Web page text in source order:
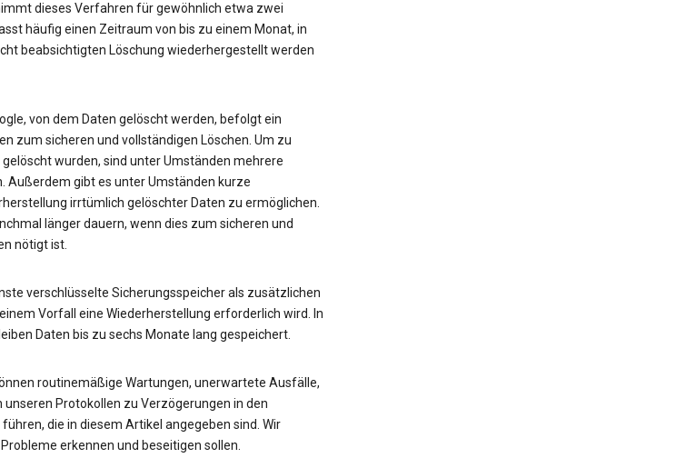
dieses Verfahren für gewöhnlich etwa zwei
häufig einen Zeitraum von bis zu einem Monat, in
beabsichtigten Löschung wiederhergestellt werden
von dem Daten gelöscht werden, befolgt ein
zum sicheren und vollständigen Löschen. Um zu
wurden, sind unter Umständen mehrere
Außerdem gibt es unter Umständen kurze
irrtümlich gelöschter Daten zu ermöglichen.
länger dauern, wenn dies zum sicheren und
nötigt ist.
verschlüsselte Sicherungsspeicher als zusätzlichen
Vorfall eine Wiederherstellung erforderlich wird. In
Daten bis zu sechs Monate lang gespeichert.
routinemäßige Wartungen, unerwartete Ausfälle,
Protokollen zu Verzögerungen in den
die in diesem Artikel angegeben sind. Wir
erkennen und beseitigen sollen.